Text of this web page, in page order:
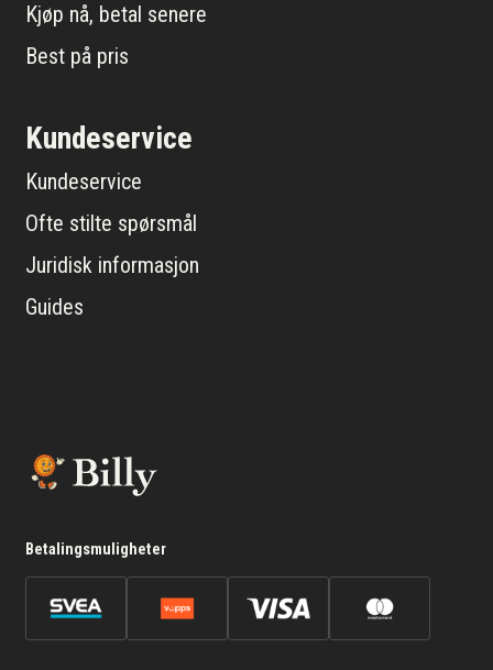
Kjøp nå, betal senere
Best på pris
Kundeservice
Kundeservice
Ofte stilte spørsmål
Juridisk informasjon
Guides
Betalingsmuligheter